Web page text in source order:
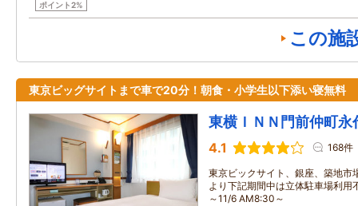
ポイント2%
この施
東京ビッグサイトまで車で20分！朝食・小学生以下添い寝無料
東横ＩＮＮ門前仲町永
4.1 168件
東京ビックサイト、銀座、築地市
より下記期間中は立体駐車場利
～11/6 AM8:30～